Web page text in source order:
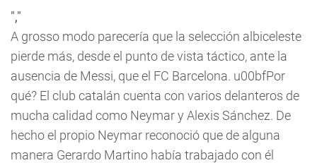
","
A grosso modo parecería que la selección albiceleste
pierde más, desde el punto de vista táctico, ante la
ausencia de Messi, que el FC Barcelona. u00bfPor
qué? El club catalán cuenta con varios delanteros de
mucha calidad como Neymar y Alexis Sánchez. De
hecho el propio Neymar reconoció que de alguna
manera Gerardo Martino había trabajado con él